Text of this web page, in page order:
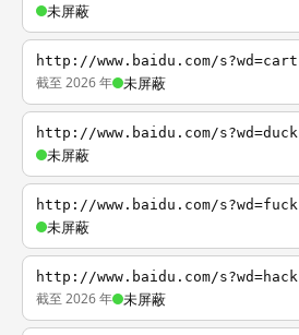
未屏蔽
http://www.baidu.com/s?wd=cart
截至 2026 年 未屏蔽
http://www.baidu.com/s?wd=duck
未屏蔽
http://www.baidu.com/s?wd=fuck
未屏蔽
http://www.baidu.com/s?wd=hack
截至 2026 年 未屏蔽